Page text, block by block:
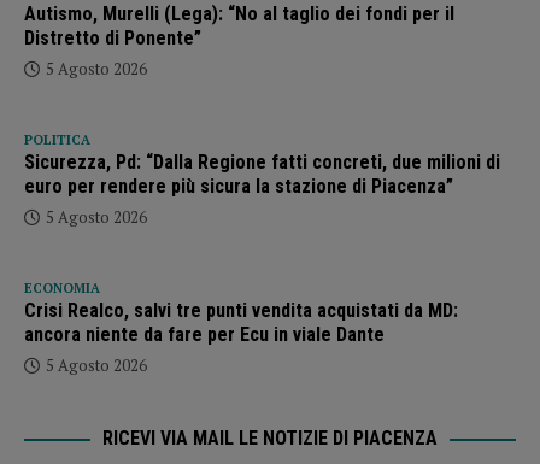
Autismo, Murelli (Lega): “No al taglio dei fondi per il
Distretto di Ponente”
5 Agosto 2026
POLITICA
Sicurezza, Pd: “Dalla Regione fatti concreti, due milioni di
euro per rendere più sicura la stazione di Piacenza”
5 Agosto 2026
ECONOMIA
Crisi Realco, salvi tre punti vendita acquistati da MD:
ancora niente da fare per Ecu in viale Dante
5 Agosto 2026
RICEVI VIA MAIL LE NOTIZIE DI PIACENZA